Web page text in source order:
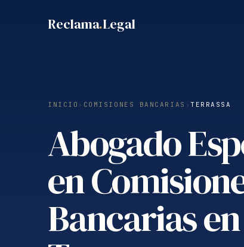
Reclama.Legal
INICIO › COMISIONES BANCARIAS ›TERRASSA
Abogado
en
Bancarias en